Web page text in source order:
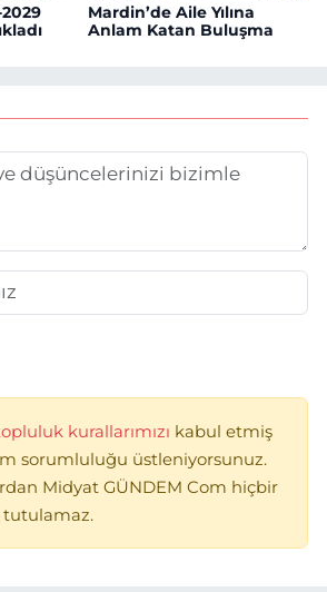
Mardin’de Aile Yılına
Anlam Katan Buluşma
kurallarımızı kabul etmiş
sorumluluğu üstleniyorsunuz.
Midyat GÜNDEM Com hiçbir